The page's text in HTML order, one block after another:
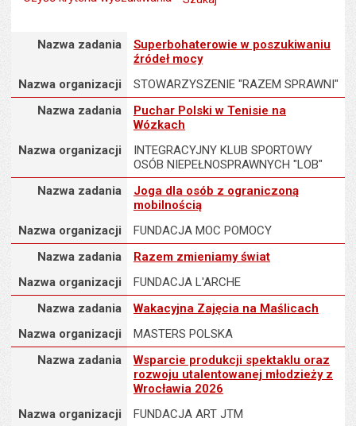
Nazwa zadania
Nazwa zadania
Superbohaterowie w poszukiwaniu
źródeł mocy
Nazwa organizacji
STOWARZYSZENIE "RAZEM SPRAWNI"
Nazwa zadania
Nazwa zadania
Puchar Polski w Tenisie na
Wózkach
Nazwa organizacji
INTEGRACYJNY KLUB SPORTOWY
OSÓB NIEPEŁNOSPRAWNYCH "LOB"
Nazwa zadania
Nazwa zadania
Joga dla osób z ograniczoną
mobilnością
Nazwa organizacji
FUNDACJA MOC POMOCY
Nazwa zadania
Nazwa zadania
Razem zmieniamy świat
Nazwa organizacji
FUNDACJA L'ARCHE
Nazwa zadania
Nazwa zadania
Wakacyjna Zajęcia na Maślicach
Nazwa organizacji
MASTERS POLSKA
Nazwa zadania
Nazwa zadania
Wsparcie produkcji spektaklu oraz
rozwoju utalentowanej młodzieży z
Wrocławia 2026
Nazwa organizacji
FUNDACJA ART JTM